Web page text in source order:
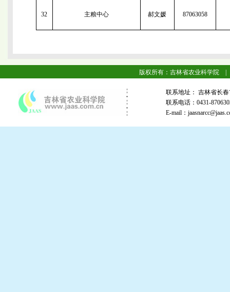
32 主粮中心 郝文媛 87063058
版权所有：吉林省农业科学院 |
联系地址： 吉林省
联系电话：0431-
E-mail：